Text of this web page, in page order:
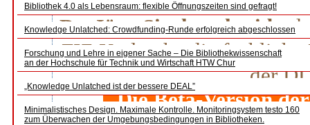
Bibliothek 4.0 als Lebensraum: flexible Öffnungszeiten sind gefragt!
Knowledge Unlatched: Crowdfunding-Runde erfolgreich abgeschlossen
Forschung und Lehre in eigener Sache – Die Bibliothekwissenschaft
an der Hochschule für Technik und Wirtschaft HTW Chur
„Knowledge Unlatched ist der bessere DEAL”
Minimalistisches Design. Maximale Kontrolle. Monitoringsystem testo 160
zum Überwachen der Umgebungsbedingungen in Bibliotheken.
Dr. Jörn Sieglerschmidt,
FIZ Karlsruhe die
der
Die Beta-Version